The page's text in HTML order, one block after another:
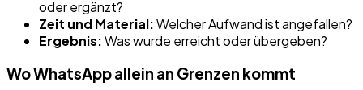
oder ergänzt?
Zeit und Material:Welcher Aufwand ist angefallen?
Ergebnis:Was wurde erreicht oder übergeben?
Wo WhatsApp allein an Grenzen kommt